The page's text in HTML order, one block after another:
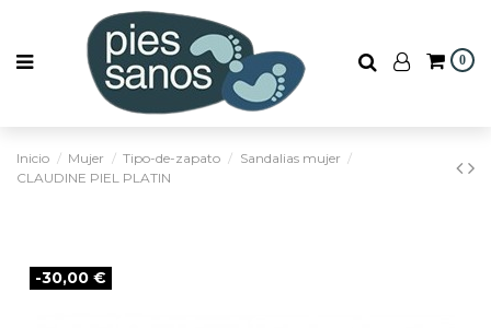
0
Inicio Mujer Tipo-de-zapato
Sandalias mujer
CLAUDINE PIEL PLATIN
-30,00 €